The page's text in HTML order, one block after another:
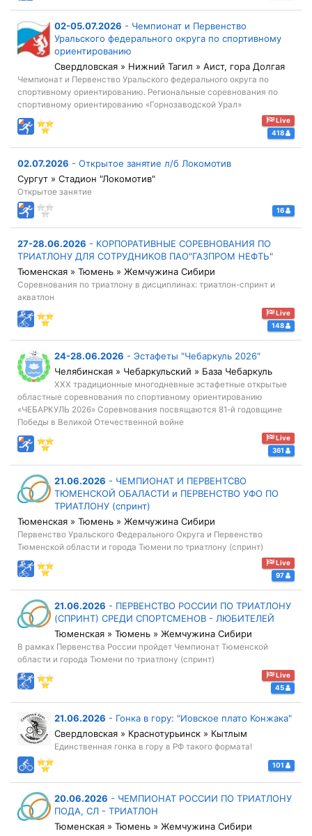
02-05.07.2026 - Чемпионат и Первенство
Уральского федерального округа по спортивному
ориентированию
Свердловская » Нижний Тагил » Аист, гора Долгая
Чемпионат и Первенство Уральского федерального округа по
спортивному ориентированию. Региональные соревнования по
спортивному ориентированию «Горнозаводской Урал»
Live
418
02.07.2026 - Открытое занятие л/б Локомотив
Сургут » Стадион "Локомотив"
Открытое занятие
16
27-28.06.2026 - КОРПОРАТИВНЫЕ СОРЕВНОВАНИЯ ПО
ТРИАТЛОНУ ДЛЯ СОТРУДНИКОВ ПАО"ГАЗПРОМ НЕФТЬ"
Тюменская » Тюмень » Жемчужина Сибири
Соревнования по триатлону в дисциплинах: триатлон-спринт и
акватлон
Live
148
24-28.06.2026 - Эстафеты "Чебаркуль 2026"
Челябинская » Чебаркульский » База Чебаркуль
XXX традиционные многодневные эстафетные открытые
областные соревнования по спортивному ориентированию
«ЧЕБАРКУЛЬ 2026» Соревнования посвящаются 81-й годовщине
Победы в Великой Отечественной войне
Live
361
21.06.2026 - ЧЕМПИОНАТ И ПЕРВЕНТСВО
ТЮМЕНСКОЙ ОБАЛАСТИ и ПЕРВЕНСТВО УФО ПО
ТРИАТЛОНУ (спринт)
Тюменская » Тюмень » Жемчужина Сибири
Первенство Уральского Федерального Округа и Первенство
Тюменской области и города Тюмени по триатлону (спринт)
Live
97
21.06.2026 - ПЕРВЕНСТВО РОССИИ ПО ТРИАТЛОНУ
(СПРИНТ) СРЕДИ СПОРТСМЕНОВ - ЛЮБИТЕЛЕЙ
Тюменская » Тюмень » Жемчужина Сибири
В рамках Первенства России пройдет Чемпионат Тюменской
области и города Тюмени по триатлону (спринт)
Live
45
21.06.2026 - Гонка в гору: "Иовское плато Конжака"
Свердловская » Краснотурьинск » Кытлым
Единственная гонка в гору в РФ такого формата!
101
20.06.2026 - ЧЕМПИОНАТ РОССИИ ПО ТРИАТЛОНУ
ПОДА, СЛ - ТРИАТЛОН
Тюменская » Тюмень » Жемчужина Сибири